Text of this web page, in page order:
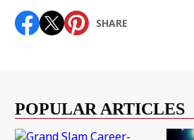
SHARE
POPULAR ARTICLES